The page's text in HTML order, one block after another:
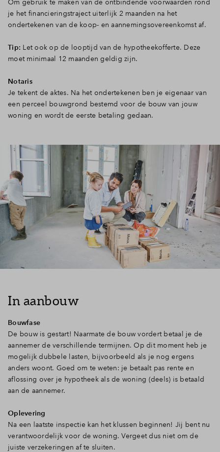
Om gebruik te maken van de ontbindende voorwaarden rond
je het financieringstraject uiterlijk 2 maanden na het
ondertekenen van de koop- en aannemingsovereenkomst af.
Tip: Let ook op de looptijd van de hypotheekofferte. Deze
moet minimaal 12 maanden geldig zijn.
Notaris
Je tekent de aktes. Na het ondertekenen ben je eigenaar van
een perceel bouwgrond bestemd voor de bouw van jouw
woning en wordt de eerste betaling gedaan.
In aanbouw
Bouwfase
De bouw is gestart! Naarmate de bouw vordert betaal je de
aannemer de verschillende termijnen. Op dit moment heb je
mogelijk dubbele lasten, bijvoorbeeld als je nog ergens
anders woont. Goed om te weten: je betaalt pas rente en
aflossing over je hypotheek als de woning (deels) is betaald
aan de aannemer.
Oplevering
Na een laatste inspectie kan het klussen beginnen! Jij bent nu
verantwoordelijk voor de woning. Vergeet dus niet om de
juiste verzekeringen af te sluiten.